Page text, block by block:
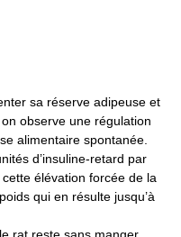
sa réserve adipeuse et
observe une régulation
alimentaire spontanée.
d’insuline-retard par
élévation forcée de la
qui en résulte jusqu’à